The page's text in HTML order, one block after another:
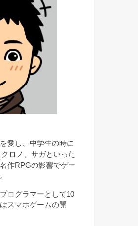
愛し、中学生の時に
ロノ、サガといった
作RPGの影響でゲー
ログラマーとして10
スマホゲームの開